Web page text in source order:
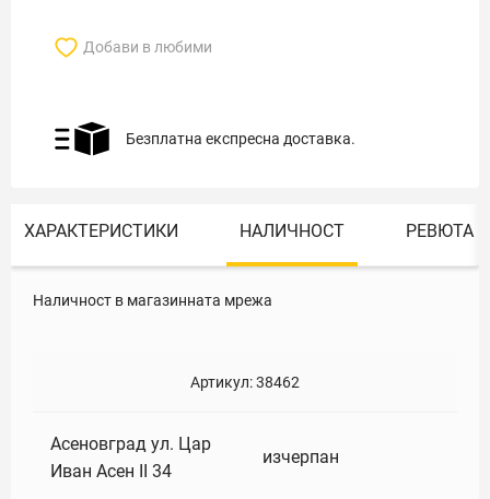
Добави в любими
Безплатна експресна доставка.
ХАРАКТЕРИСТИКИ НАЛИЧНОСТ РЕВЮТА
Наличност в магазинната мрежа
Артикул:38462
Асеновград ул. Цар
Иван Асен II 34
изчерпан